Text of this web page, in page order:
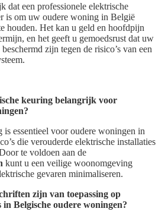
dat een professionele elektrische
is om uw oudere woning in België
houden. Het kan u geld en hoofdpijn
en het geeft u gemoedsrust dat uw
zijn tegen de risico’s van een
keuring belangrijk voor
is essentieel voor oudere woningen in
die verouderde elektrische installaties
te voldoen aan de
kunt u een veilige woonomgeving
gevaren minimaliseren.
zijn van toepassing op
Belgische oudere woningen?